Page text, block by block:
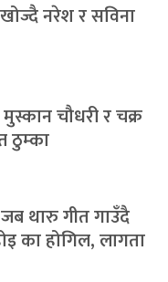
नरेश र सविना
मुस्कान चौधरी र चक्र
ठुम्का
जब थारु गीत गाउँदै
का होगिल, लागता